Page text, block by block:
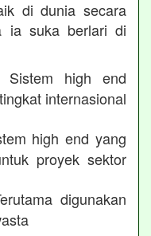
di dunia secara
ia suka berlari di
Sistem high end
internasional
high end yang
proyek sektor
digunakan